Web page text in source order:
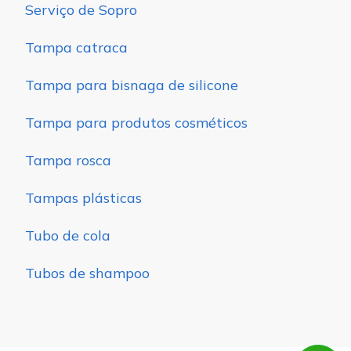
Serviço de Sopro
Tampa catraca
Tampa para bisnaga de silicone
Tampa para produtos cosméticos
Tampa rosca
Tampas plásticas
Tubo de cola
Tubos de shampoo